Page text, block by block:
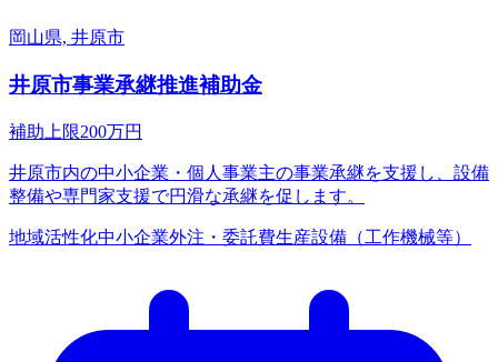
岡山県, 井原市
井原市事業承継推進補助金
補助上限200万円
井原市内の中小企業・個人事業主の事業承継を支援し、設備
整備や専門家支援で円滑な承継を促します。
地域活性化中小企業外注・委託費生産設備（工作機械等）